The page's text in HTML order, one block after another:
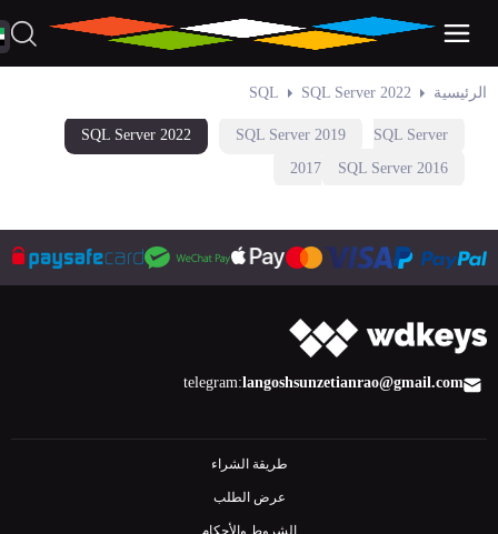
الرئيسية SQL SQL Server 2022
SQL Server 2022 SQL Server 2019
SQL Server
2017
SQL Server 2016
zetianrao@gmail.com
telegram:langoshsun
طريقة الشراء
عرض الطلب
الشروط والأحكام